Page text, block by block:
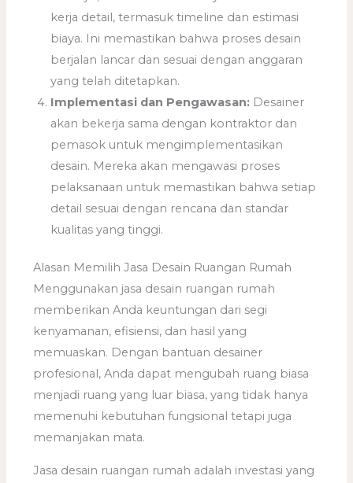
kerja detail, termasuk timeline dan estimasi
biaya. Ini memastikan bahwa proses desain
berjalan lancar dan sesuai dengan anggaran
yang telah ditetapkan.
Implementasi dan Pengawasan: Desainer
akan bekerja sama dengan kontraktor dan
pemasok untuk mengimplementasikan
desain. Mereka akan mengawasi proses
pelaksanaan untuk memastikan bahwa setiap
detail sesuai dengan rencana dan standar
kualitas yang tinggi.
Alasan Memilih Jasa Desain Ruangan Rumah
Menggunakan jasa desain ruangan rumah
memberikan Anda keuntungan dari segi
kenyamanan, efisiensi, dan hasil yang
memuaskan. Dengan bantuan desainer
profesional, Anda dapat mengubah ruang biasa
menjadi ruang yang luar biasa, yang tidak hanya
memenuhi kebutuhan fungsional tetapi juga
memanjakan mata.
Jasa desain ruangan rumah adalah investasi yang